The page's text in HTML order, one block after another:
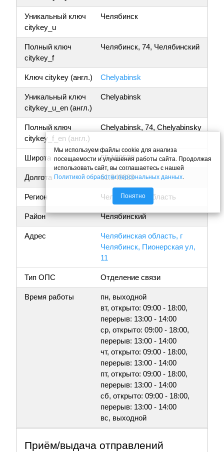
Уникальный ключ
citykey_u
Челябинск
Полный ключ
citykey_f
Челябинск, 74, Челябинский
Ключ citykey (англ.) Chelyabinsk
Уникальный ключ
citykey_u_en (англ.)
Chelyabinsk
Полный ключ
citykey_f_en (англ.)
Chelyabinsk, 74, Chelyabinsky
Широта 55.190539
Долгота 61.348888
Регион Челябинская область
Район Челябинский
Адрес
Челябинская область, г
Челябинск, Пионерская ул,
11
Тип ОПС Отделение связи
Время работы
пн, выходной
вт, открыто: 09:00 - 18:00,
перерыв: 13:00 - 14:00
ср, открыто: 09:00 - 18:00,
перерыв: 13:00 - 14:00
чт, открыто: 09:00 - 18:00,
перерыв: 13:00 - 14:00
пт, открыто: 09:00 - 18:00,
перерыв: 13:00 - 14:00
сб, открыто: 09:00 - 18:00,
перерыв: 13:00 - 14:00
вс, выходной
Приём/выдача отправлений
Мы используем файлы cookie для анализа
посещаемости и улучшения работы сайта. Продолжая
использовать сайт, вы соглашаетесь с нашей
Политикой обработки персональных данных
Понятно